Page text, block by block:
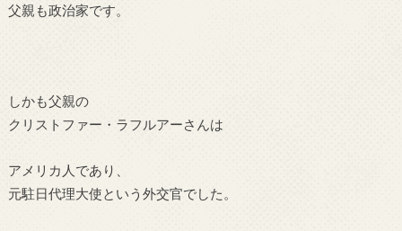
父親も政治家です。
しかも父親の
クリストファー・ラフルアーさんは
アメリカ人であり、
元駐日代理大使という外交官でした。